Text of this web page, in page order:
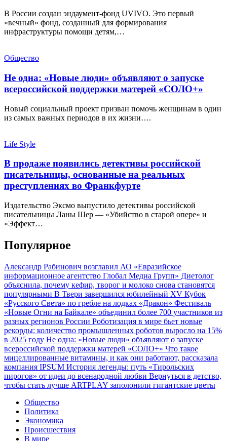
В России создан эндаумент-фонд UVIVO. Это первый
«вечный» фонд, созданный для формирования
инфраструктуры помощи детям,…
Общество
Не одна: «Новые люди» объявляют о запуске
всероссийской поддержки матерей «СОЛО+»
Новый социальный проект призван помочь женщинам в один
из самых важных периодов в их жизни….
Life Style
В продаже появились детективы российской
писательницы, основанные на реальных
преступлениях во Франкфурте
Издательство Эксмо выпустило детективы российской
писательницы Ланы Шер — «Убийство в старой опере» и
«Эффект…
Популярное
Александр Рабинович возглавил АО «Евразийское
информационное агентство Глобал Медиа Групп» Диетолог
объяснила, почему кефир, творог и молоко снова становятся
популярными В Твери завершился юбилейный XV Кубок
«Русского Света» по гребле на лодках «Дракон» Фестиваль
«Новые Огни на Байкале» объединил более 700 участников из
разных регионов России Роботизация в мире бьет новые
рекорды: количество промышленных роботов выросло на 15%
в 2025 году Не одна: «Новые люди» объявляют о запуске
всероссийской поддержки матерей «СОЛО+» Что такое
мицеллированные витамины, и как они работают, рассказала
компания IPSUM История легенды: путь «Тирольских
пирогов» от идеи до всенародной любви Вернуться в детство,
чтобы стать лучше ARTPLAY заполонили гигантские цветы
Общество
Политика
Экономика
Происшествия
В мире